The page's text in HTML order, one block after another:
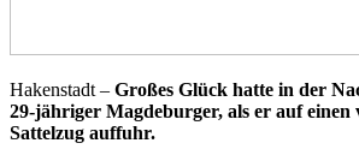
Hakenstadt – Großes Glück hatte in der
29-jähriger Magdeburger, als er auf einen
Sattelzug auffuhr.